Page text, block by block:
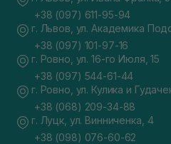
+38 (097) 611-95-94
г. Львов, ул. Академика
+38 (097) 101-97-16
г. Ровно, ул. 16-го Июля, 15
+38 (097) 544-61-44
г. Ровно, ул. Кулика и
+38 (068) 209-34-88
г. Луцк, ул. Винниченка, 4
+38 (098) 076-60-62